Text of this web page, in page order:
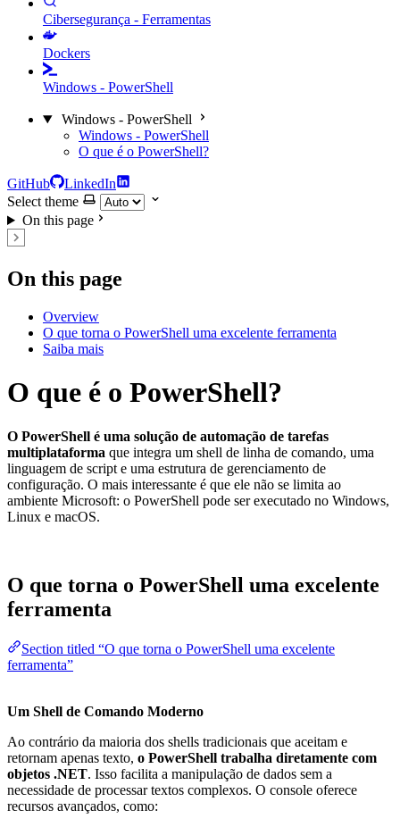
Cibersegurança - Ferramentas
Dockers
Windows - PowerShell
Windows - PowerShell
Windows - PowerShell
O que é o PowerShell?
GitHub
LinkedIn
Select theme
On this page
On this page
Overview
O que torna o PowerShell uma excelente ferramenta
Saiba mais
O que é o PowerShell?
O PowerShell é uma solução de automação de tarefas
multiplataforma que integra um shell de linha de comando, uma
linguagem de script e uma estrutura de gerenciamento de
configuração. O mais interessante é que ele não se limita ao
ambiente Microsoft: o PowerShell pode ser executado no Windows,
Linux e macOS.
O que torna o PowerShell uma excelente
ferramenta
Section titled “O que torna o PowerShell uma excelente
ferramenta”
Um Shell de Comando Moderno
Ao contrário da maioria dos shells tradicionais que aceitam e
retornam apenas texto, o PowerShell trabalha diretamente com
objetos .NET. Isso facilita a manipulação de dados sem a
necessidade de processar textos complexos. O console oferece
recursos avançados, como: